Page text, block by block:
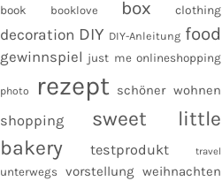
book booklove box clothing
decoration DIY DIY-Anleitung food
gewinnspiel just me onlineshopping
photo rezept schöner wohnen
shopping
sweet little
bakery
testprodukt travel
unterwegs vorstellung weihnachten